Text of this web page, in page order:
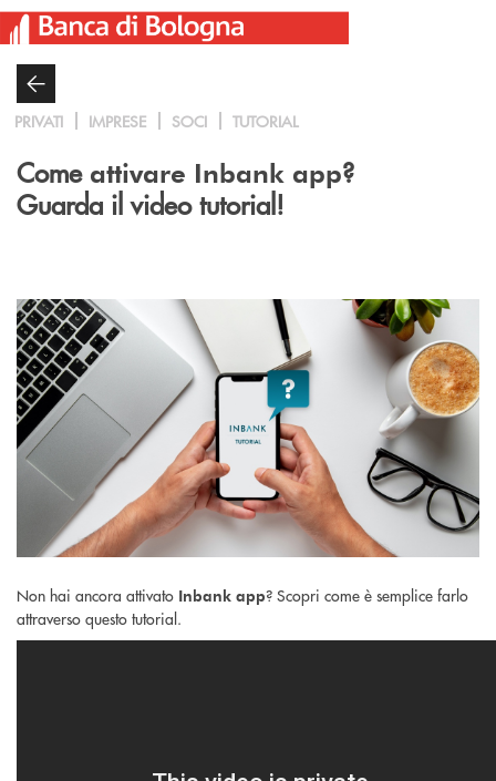
Salta al contenuto principale
PRIVATI IMPRESE SOCI TUTORIAL
Come attivare Inbank app?
Guarda il video tutorial!
Non hai ancora attivato Inbank app? Scopri come è semplice farlo
attraverso questo tutorial.